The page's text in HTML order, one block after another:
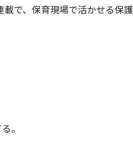
で、保育現場で活かせる保護
。